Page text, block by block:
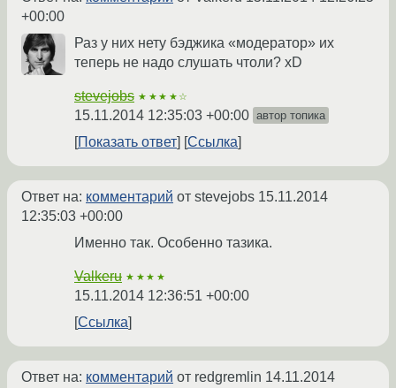
+00:00
Раз у них нету бэджика «модератор» их
теперь не надо слушать чтоли? xD
stevejobs ★★★★☆
15.11.2014 12:35:03 +00:00 автор топика
Показать ответ Ссылка
Ответ на: комментарий от stevejobs 15.11.2014
12:35:03 +00:00
Именно так. Особенно тазика.
Valkeru ★★★★
15.11.2014 12:36:51 +00:00
Ссылка
Ответ на: комментарий от redgremlin 14.11.2014